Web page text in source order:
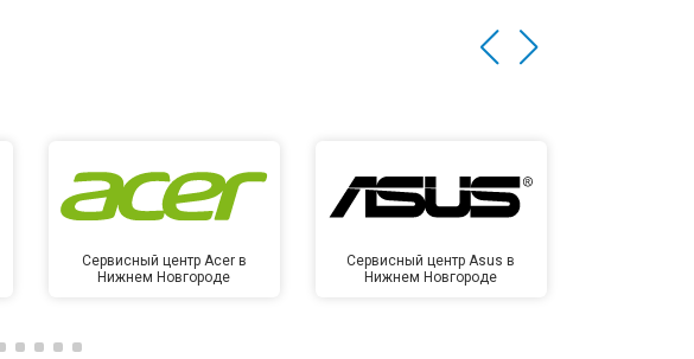
Сервисный центр Acer в
Нижнем Новгороде
Сервисный центр Asus в
Нижнем Новгороде